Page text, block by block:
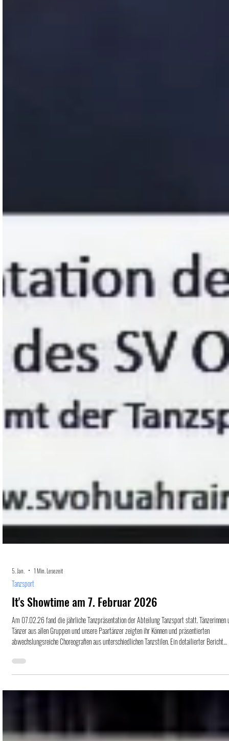
5. Jan. 1 Min. Lesezeit
Tanzsport
It's Showtime am 7. Februar 2026
Am 07.02.26 fand die jährliche Tanzpräsentation der Abteilung Tanzsport statt. Tänzerinnen
Tänzer aus allen Gruppen und unsere Paartänzer zeigten ihr Können und präsentierten
abwechslungsreiche Choreografien aus unterschiedlichen Tanzstilen. Ein detailierter Bericht
findet sich unter: https://www.eskara.de/its-showtime-2026-show-meets-rocknroll/ Ort
Datum: 07. Feb. 2026, 17:30 ESKARA Essenbach, Savigneux-Platz 4, 84051 Essenbach,